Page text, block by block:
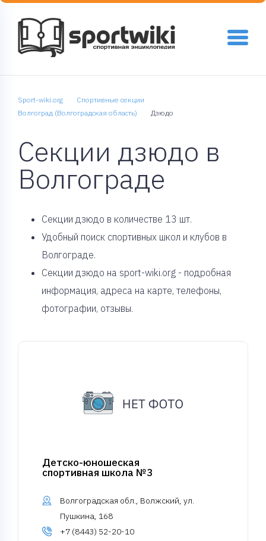
Sport-wiki.org
Спортивные секции
Волгоград (Волгоградская область)
Дзюдо
Секции дзюдо в
Волгограде
Cекции дзюдо в количестве 13 шт.
Удобный поиск спортивных школ и клубов в
Волгограде.
Секции дзюдо на sport-wiki.org - подробная
информация, адреса на карте, телефоны,
фотографии, отзывы.
Детско-юношеская
спортивная школа №3
Волгоградская обл., Волжский, ул.
Пушкина, 168
+7 (8443) 52-20-10